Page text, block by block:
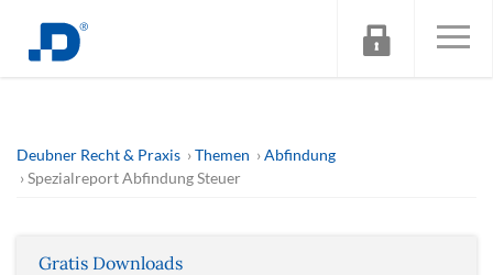
Deubner Recht & Praxis Themen
Abfindung
Spezialreport Abfindung Steuer
Gratis Downloads